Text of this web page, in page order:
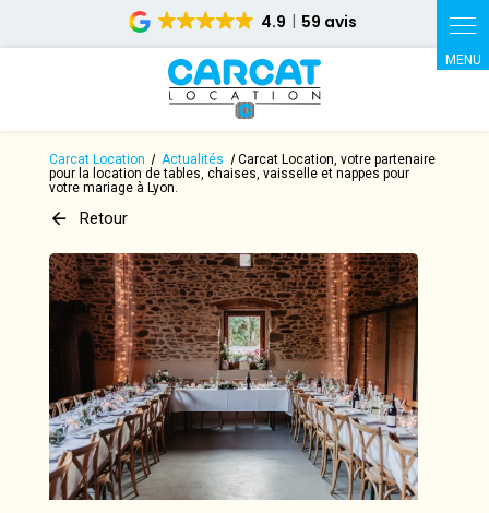
4.9 59 avis
Carcat Location Actualités
Carcat Location, votre partenaire
pour la location de tables, chaises, vaisselle et nappes pour
votre mariage à Lyon.
Retour
Panneau de gestion des cookies